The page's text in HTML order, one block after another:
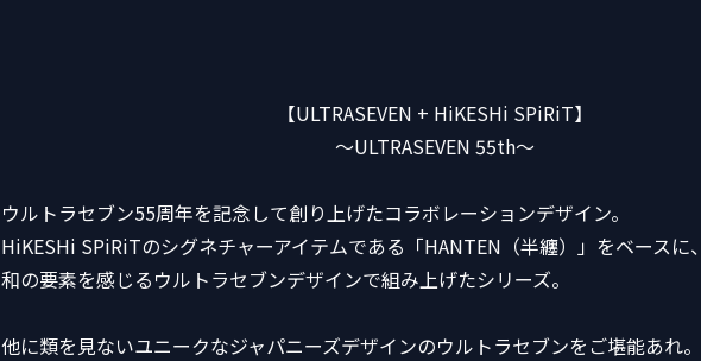
【ULTRASEVEN + HiKESHi SPiRiT】
〜ULTRASEVEN 55th〜
ウルトラセブン55周年を記念して創り上げたコラボレーションデザイン。
HiKESHi SPiRiTのシグネチャーアイテムである「HANTEN（半纏）」をベースに
和の要素を感じるウルトラセブンデザインで組み上げたシリーズ。
他に類を見ないユニークなジャパニーズデザインのウルトラセブンをご堪能あれ。